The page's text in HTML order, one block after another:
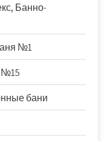
Банно-
№1
№15
бани